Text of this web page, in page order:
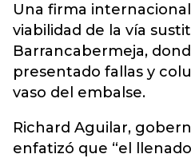
Una firma
viabilidad de la vía
Barrancabermeja,
presentado fallas y
vaso del embalse.
Richard Aguilar,
enfatizó que “el